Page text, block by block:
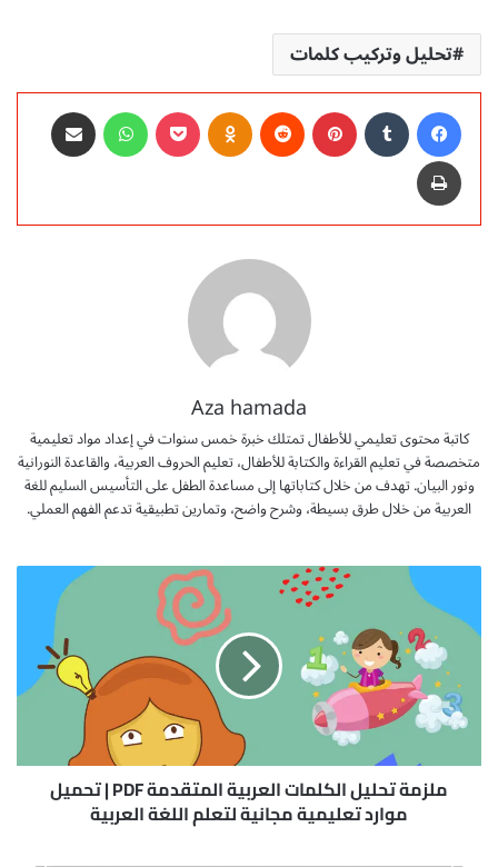
تحليل وتركيب كلمات
بينتيريست واتساب
Aza hamada
كاتبة محتوى تعليمي للأطفال تمتلك خبرة خمس سنوات في إعداد مواد تعليمية
متخصصة في تعليم القراءة والكتابة للأطفال، تعليم الحروف العربية، والقاعدة النورانية
ونور البيان. تهدف من خلال كتاباتها إلى مساعدة الطفل على التأسيس السليم للغة
العربية من خلال طرق بسيطة، وشرح واضح، وتمارين تطبيقية تدعم الفهم العملي.
م
ز
م
ي
ملزمة تحليل الكلمات العربية المتقدمة PDF | تحميل
موارد تعليمية مجانية لتعلم اللغة العربية